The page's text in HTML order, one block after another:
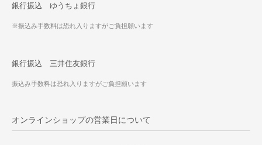
銀行振込 ゆうちょ銀行
※振込み手数料は恐れ入りますがご負担願います
銀行振込 三井住友銀行
振込み手数料は恐れ入りますがご負担願います
オンラインショップの営業日について